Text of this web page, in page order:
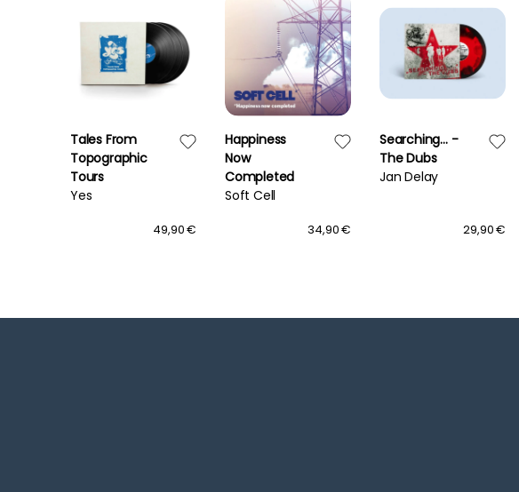
Tales From
Topographic
Tours
Yes
49,90 €
Happiness
Now
Completed
Soft Cell
34,90 €
Searching… -
The Dubs
Jan Delay
29,90 €